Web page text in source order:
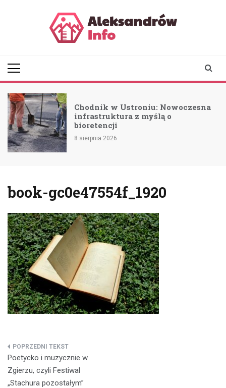
Chodnik w Ustroniu: Nowoczesna
infrastruktura z myślą o
bioretencji
8 sierpnia 2026
book-gc0e47554f_1920
Nawigacja
wpisu
Poetycko i muzycznie w
Zgierzu, czyli Festiwal
„Stachura pozostałym”